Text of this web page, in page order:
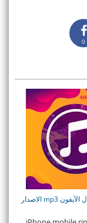
0
نغمة رنين جوال الآيفون mp3 الاصدار